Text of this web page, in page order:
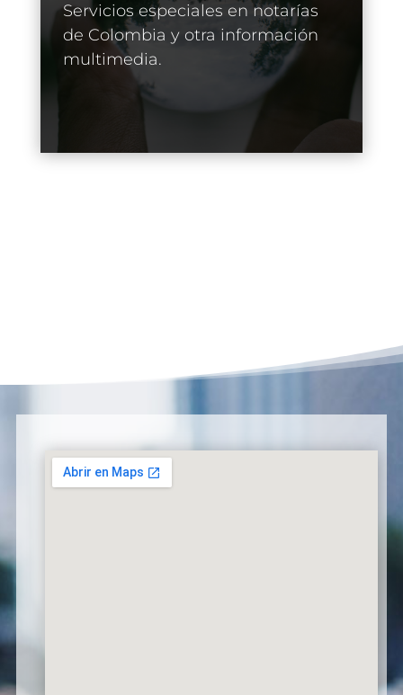
Servicios especiales en notarías
de Colombia y otra información
multimedia.